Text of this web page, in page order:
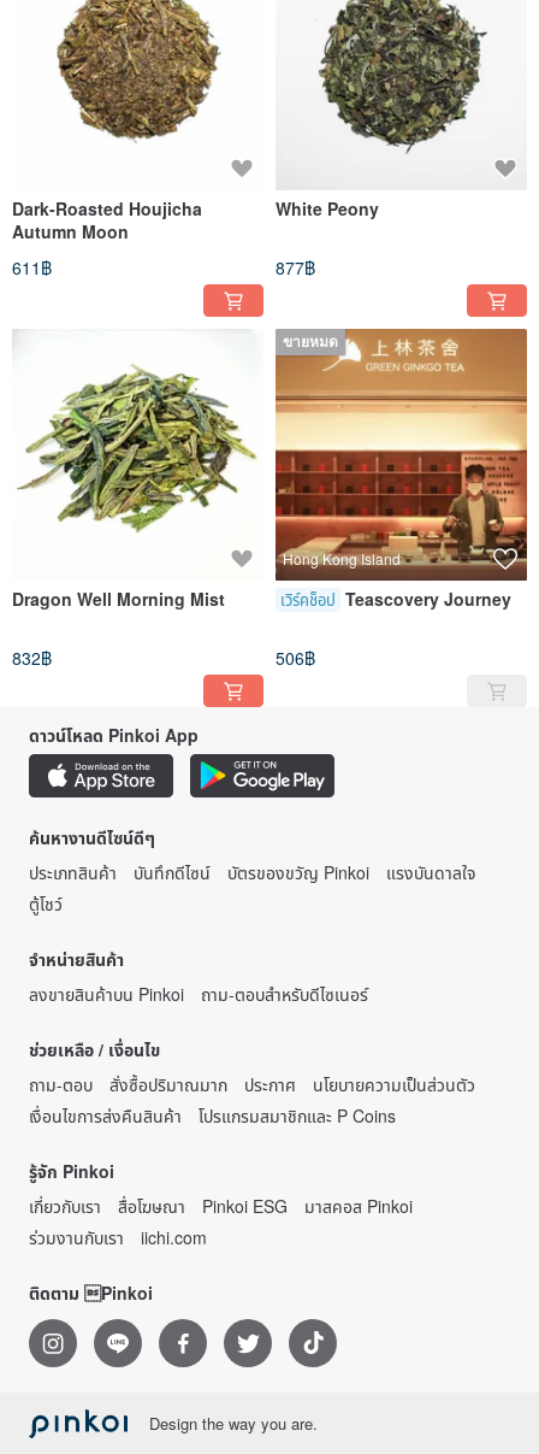
Dark-Roasted Houjicha
Autumn Moon
611฿
White Peony
877฿
Dragon Well Morning Mist
832฿
ขายหมด
Hong Kong Island
เวิร์คช็อป Teascovery Journey
506฿
ดาวน์โหลด Pinkoi App
ค้นหางานดีไซน์ดีๆ
ประเภทสินค้า
บันทึกดีไซน์ บัตรของขวัญ Pinkoi
แรงบันดาลใจ
ตู้โชว์
จำหน่ายสินค้า
ลงขายสินค้าบน Pinkoi
ถาม-ตอบสำหรับดีไซเนอร์
ช่วยเหลือ / เงื่อนไข
ถาม-ตอบ
สั่งซื้อปริมาณมาก ประกาศ
นโยบายความเป็นส่วนตัว
เงื่อนไขการส่งคืนสินค้า
โปรแกรมสมาชิกและ P Coins
รู้จัก Pinkoi
เกี่ยวกับเรา
สื่อโฆษณา Pinkoi ESG
มาสคอส Pinkoi
ร่วมงานกับเรา
iichi.com
ติดตาม Pinkoi
Design the way you are.